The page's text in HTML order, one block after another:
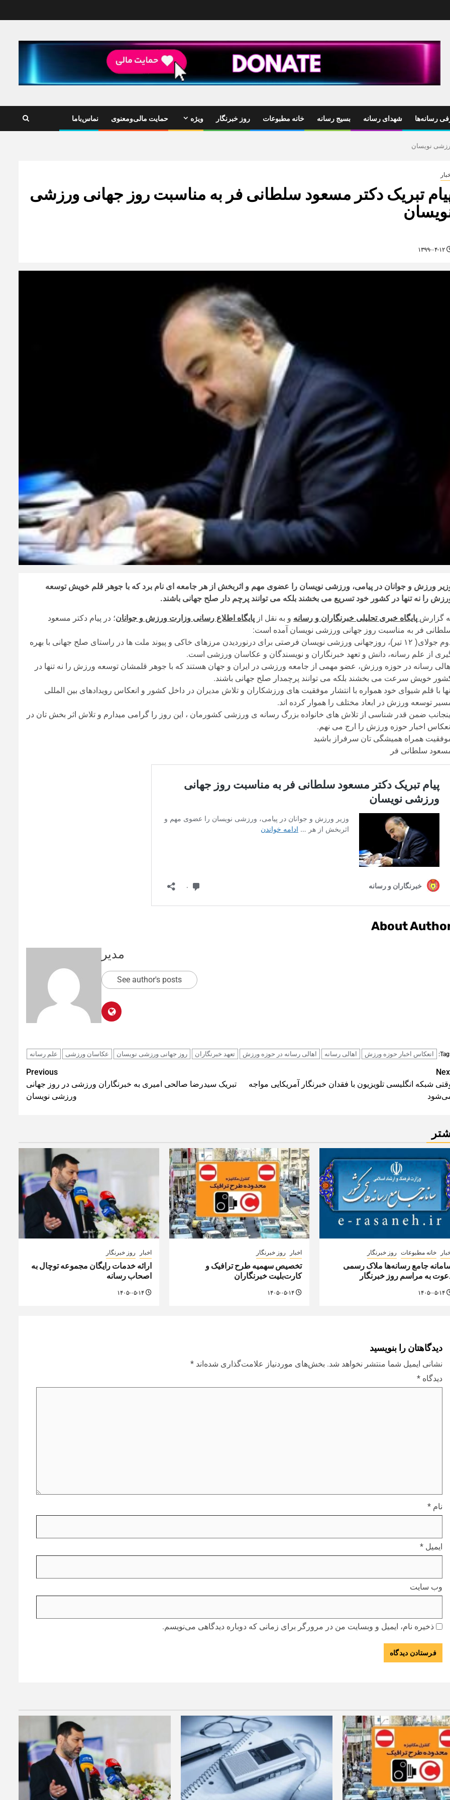
رسانه‌ها شهدای رسانه بسیج رسانه خانه مطبوعات روز خبرنگار ویژه حمایت مالی‌ومعنوی نماس‌باما
نویسان
تبریک دکتر مسعود سلطانی فر به مناسبت روز جهانی ورزشی
ورزش و جوانان در پیامی، ورزشی نویسان را عضوی مهم و اثربخش از هر جامعه ای نام برد که با جوهر قلم خویش توسعه
را نه تنها در کشور خود تسریع می بخشند بلکه می توانند پرچم دار صلح جهانی باشند.
گزارش پایگاه خبری تحلیلی خبرنگاران و رسانه و به نقل از پایگاه اطلاع رسانی وزارت ورزش و جوانان؛ در پیام دکتر مسعود
فر به مناسبت روز جهانی ورزشی نویسان آمده است:
دوم جولای( ۱۲ تیر)، روزجهانی ورزشی نویسان فرصتی برای درنوردیدن مرزهای خاکی و پیوند ملت ها در راستای صلح جهانی با بهره
از علم رسانه، دانش و تعهد خبرنگاران و نویسندگان و عکاسان ورزشی است.
رسانه در حوزه ورزش، عضو مهمی از جامعه ورزشی در ایران و جهان هستند که با جوهر قلمشان توسعه ورزش را نه تنها در
خویش سرعت می بخشند بلکه می توانند پرچمدار صلح جهانی باشند.
با قلم شیوای خود همواره با انتشار موفقیت های ورزشکاران و تلاش مدیران در داخل کشور و انعکاس رویدادهای بین المللی
توسعه ورزش در ابعاد مختلف را هموار کرده اند.
ضمن قدر شناسی از تلاش های خانواده بزرگ رسانه ی ورزشی کشورمان ، این روز را گرامی میدارم و تلاش اثر بخش تان در
اخبار حوزه ورزش را ارج می نهم.
همراه همیشگی تان سرفراز باشید
سلطانی فر
About
مدیر
See author's posts
انعکاس اخبار حوزه ورزش اهالی رسانه اهالی رسانه در حوزه ورزش تعهد خبرنگاران روز جهانی ورزشی نویسان عکاسان ورزشی علم رسانه
Previous
تبریک سیدرضا صالحی امیری به خبرنگاران ورزشی در روز جهانی
ورزشی نویسان
شبکه انگلیسی‌ تلویزیون با فقدان خبرنگار آمریکایی مواجه
خانه مطبوعات روز خبرنگار
جامع رسانه‌ها ملاک رسمی
به مراسم روز خبرنگار
اخبار روز خبرنگار
تخصیص سهمیه طرح ترافیک و
کارت‌بلیت خبرنگاران
۱۴۰۵-۰۵-۱۴
اخبار روز خبرنگار
ارائه خدمات رایگان مجموعه توچال به
اصحاب رسانه
۱۴۰۵-۰۵-۱۴
دیدگاهتان را بنویسید
نشانی ایمیل شما منتشر نخواهد شد. بخش‌های موردنیاز علامت‌گذاری شده‌اند *
دیدگاه *
نام *
ایمیل *
وب‌ سایت
ذخیره نام، ایمیل و وبسایت من در مرورگر برای زمانی که دوباره دیدگاهی می‌نویسم.